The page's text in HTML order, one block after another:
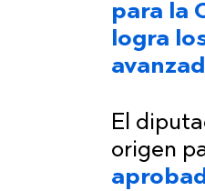
para la
logra
El
origen